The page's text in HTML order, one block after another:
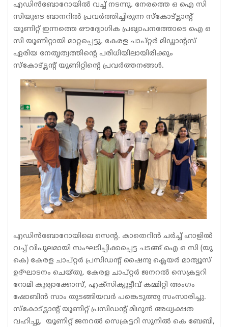
എഡിൻബോറോയിൽ വച്ച് നടന്നു. നേരത്തെ ഒ ഐ സി
സിയുടെ ബാനറിൽ പ്രവർത്തിച്ചിരുന്ന സ്കോട്ട്ലാന്റ്
യൂണിറ്റ് ഇന്നത്തെ ഔദ്യോഗിക പ്രഖ്യാപനത്തോടെ ഐ ഒ
സി യൂണിറ്റായി മാറ്റപ്പെട്ടു. കേരള ചാപ്റ്റർ മിഡ്ലാന്റസ്
ഏരിയ നേതൃത്വത്തിന്റെ പരിധിയിലായിരിക്കും
സ്കോട്ട്ലന്റ് യൂണിറ്റിന്റെ പ്രവർത്തനങ്ങൾ.
എഡിൻബോറോയിലെ സെന്റ. കാതെറിൻ ചർച്ച് ഹാളിൽ
വച്ച് വിപുലമായി സംഘടിപ്പിക്കപ്പെട്ട ചടങ്ങ് ഐ ഒ സി (യു
കെ) കേരള ചാപ്റ്റർ പ്രസിഡന്റ്‌ ഷൈനു ക്ലെയർ മാത്യൂസ്
ഉദ്ഘാടനം ചെയ്തു. കേരള ചാപ്റ്റർ ജനറൽ സെക്രട്ടറി
റോമി കുര്യാക്കോസ്, എക്സിക്യൂട്ടീവ് കമ്മിറ്റി അംഗം
ഷോബിൻ സാം തുടങ്ങിയവർ പങ്കെടുത്തു സംസാരിച്ചു.
സ്കോട്ട്ലാന്റ് യൂണിറ്റ് പ്രസിഡന്റ്‌ മിഥുൻ അധ്യക്ഷത
വഹിച്ചു. യൂണിറ്റ് ജനറൽ സെക്രട്ടറി സുനിൽ കെ ബേബി,